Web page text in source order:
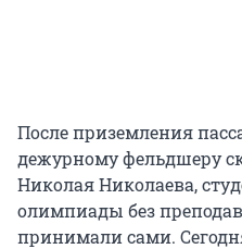
После приземления
дежурному фельдшеру
Николая Николаева,
олимпиады без
принимали сами.